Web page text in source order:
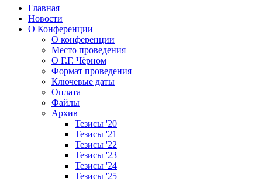
Главная
Новости
О Конференции
О конференции
Место проведения
О Г.Г. Чёрном
Формат проведения
Ключевые даты
Оплата
Файлы
Архив
Тезисы '20
Тезисы '21
Тезисы '22
Тезисы '23
Тезисы '24
Тезисы '25